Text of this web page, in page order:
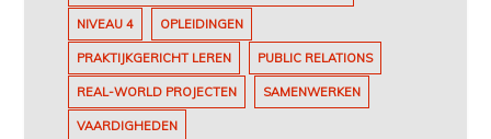
NIVEAU 4 OPLEIDINGEN
PRAKTIJKGERICHT LEREN PUBLIC RELATIONS
REAL-WORLD PROJECTEN SAMENWERKEN
VAARDIGHEDEN